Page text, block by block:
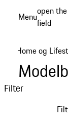
Menuopen
field
Home og
Filter